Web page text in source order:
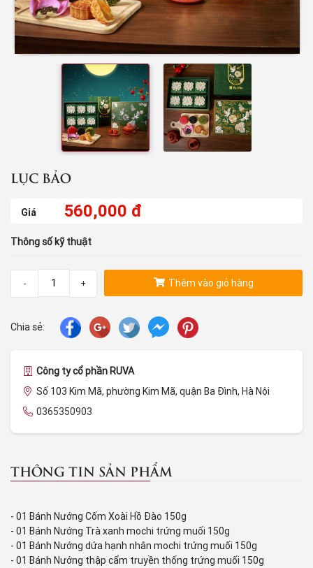
LỤC BẢO
Giá 560,000 đ
Thông số kỹ thuật
- + Thêm vào giỏ hàng
Chia sẻ:
Công ty cổ phần RUVA
Số 103 Kim Mã, phường Kim Mã, quận Ba Đình, Hà Nội
0365350903
THÔNG TIN SẢN PHẨM
- 01 Bánh Nướng Cốm Xoài Hồ Đào 150g
- 01 Bánh Nướng Trà xanh mochi trứng muối 150g
- 01 Bánh Nướng dứa hạnh nhân mochi trứng muối 150g
- 01 Bánh Nướng thập cẩm truyền thống trứng muối 150g